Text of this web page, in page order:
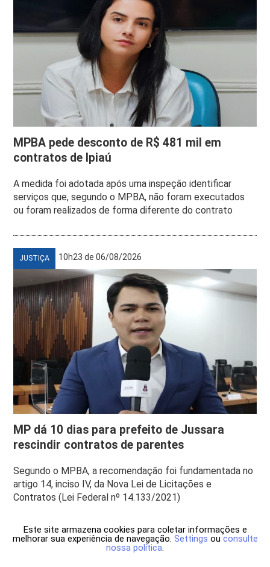
MPBA pede desconto de R$ 481 mil em
contratos de Ipiaú
A medida foi adotada após uma inspeção identificar
serviços que, segundo o MPBA, não foram executados
ou foram realizados de forma diferente do contrato
JUSTIÇA 10h23 de 06/08/2026
MP dá 10 dias para prefeito de Jussara
rescindir contratos de parentes
Segundo o MPBA, a recomendação foi fundamentada no
artigo 14, inciso IV, da Nova Lei de Licitações e
Contratos (Lei Federal nº 14.133/2021)
Este site armazena cookies para coletar informações e
melhorar sua experiência de navegação. Settings ou consulte
nossa política.